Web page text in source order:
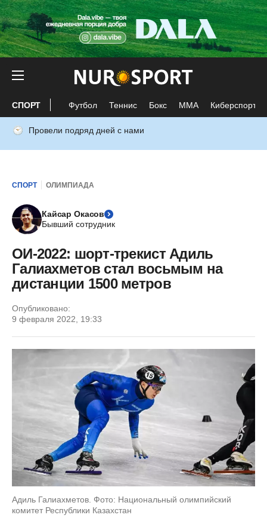
СПОРТ Футбол Теннис Бокс ММА Киберспорт
Провели подряд дней с нами
СПОРТ ОЛИМПИАДА
Кайсар Окасов
Бывший сотрудник
ОИ-2022: шорт-трекист Адиль
Галиахметов стал восьмым на
дистанции 1500 метров
Опубликовано:
9 февраля 2022, 19:33
Адиль Галиахметов. Фото: Национальный олимпийский
комитет Республики Казахстан